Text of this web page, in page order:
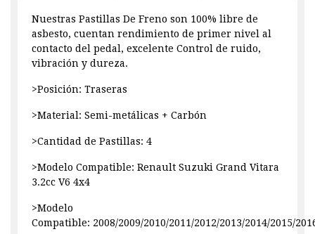
Nuestras Pastillas De Freno son 100% libre de
asbesto, cuentan rendimiento de primer nivel al
contacto del pedal, excelente Control de ruido,
vibración y dureza.
>Posición: Traseras
>Material: Semi-metálicas + Carbón
>Cantidad de Pastillas: 4
>Modelo Compatible: Renault Suzuki Grand Vitara
3.2cc V6 4x4
>Modelo
Compatible: 2008/2009/2010/2011/2012/2013/2014/2015/